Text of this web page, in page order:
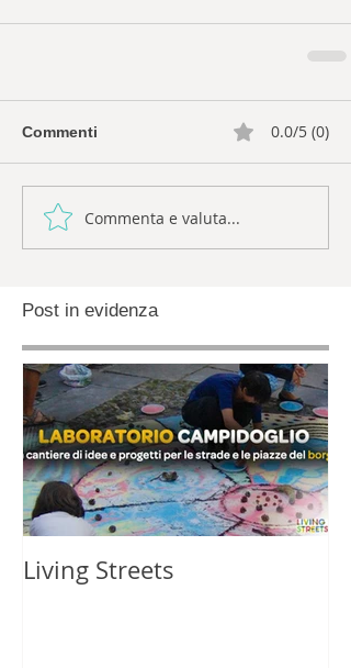
Commenti 0.0/5 (0)
Commenta e valuta...
Post in evidenza
Living Streets